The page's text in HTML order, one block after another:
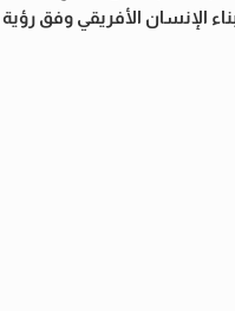
الإنسان الأفريقي وفق